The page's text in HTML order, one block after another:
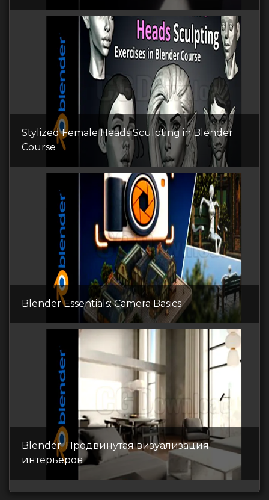
Stylized Female Heads Sculpting in Blender
Course
Blender Essentials: Camera Basics
Blender: Продвинутая визуализация
интерьеров